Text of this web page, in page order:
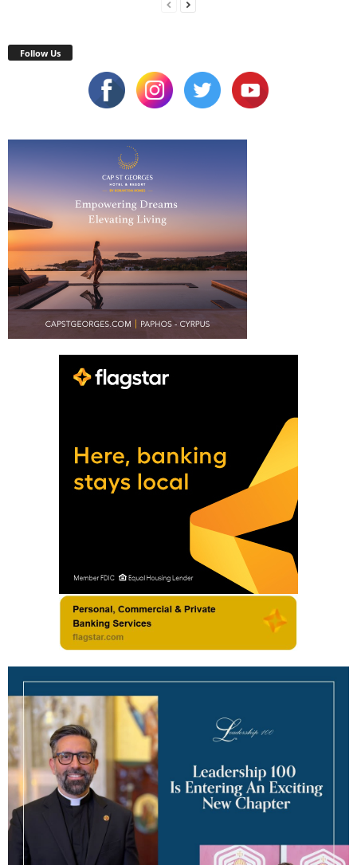
Follow Us